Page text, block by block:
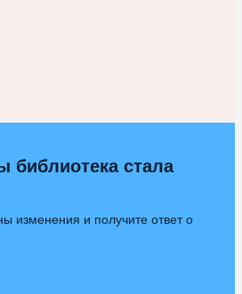
библиотека стала
изменения и получите ответ о